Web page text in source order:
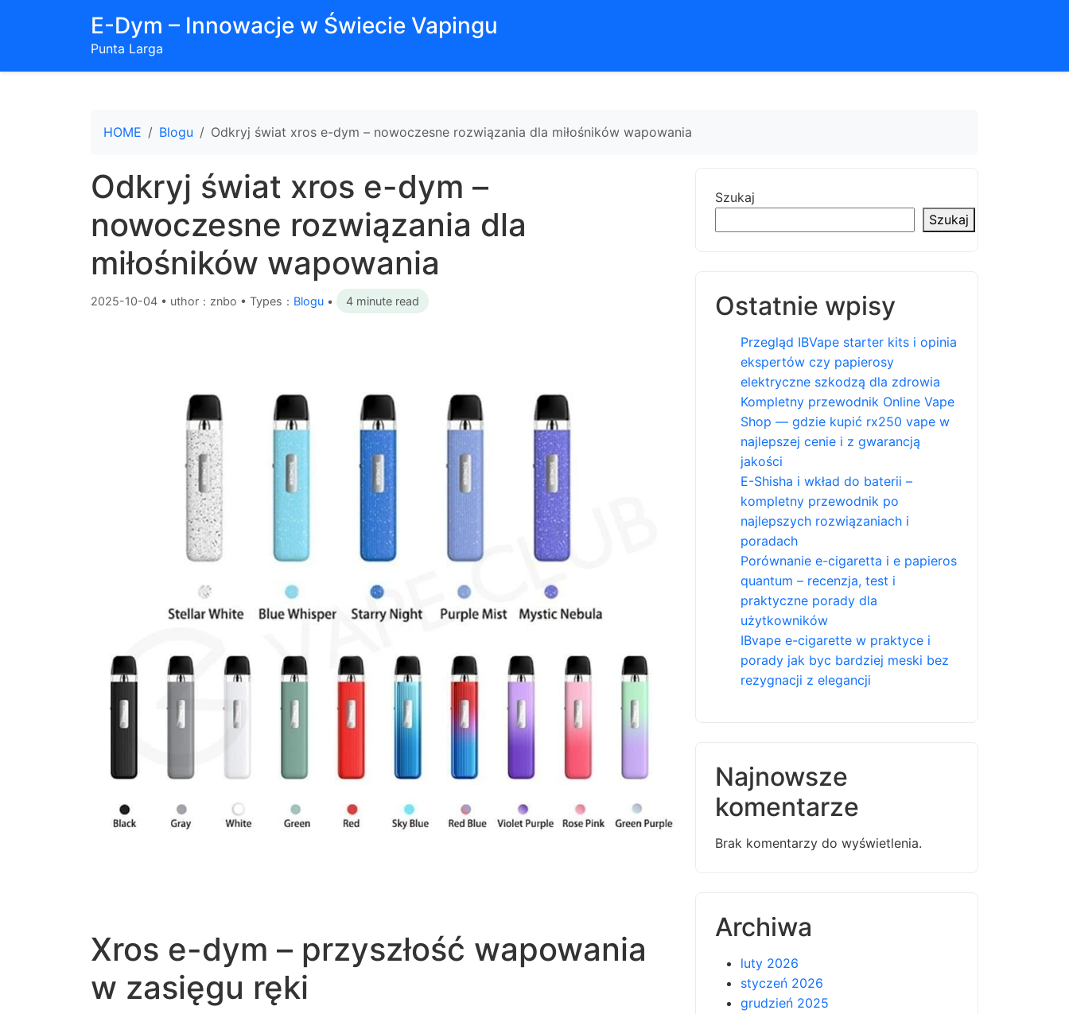
E-Dym – Innowacje w Świecie Vapingu
Punta Larga
HOME Blogu Odkryj świat xros e-dym – nowoczesne rozwiązania dla miłośników wapowania
Odkryj świat xros e-dym –
nowoczesne rozwiązania dla
miłośników wapowania
2025-10-04 • uthor：znbo • Types： Blogu • 4 minute read
Xros e-dym – przyszłość wapowania
w zasięgu ręki
Szukaj
Szukaj
Ostatnie wpisy
Przegląd IBVape starter kits i opinia
ekspertów czy papierosy
elektryczne szkodzą dla zdrowia
Kompletny przewodnik Online Vape
Shop — gdzie kupić rx250 vape w
najlepszej cenie i z gwarancją
jakości
E-Shisha i wkład do baterii –
kompletny przewodnik po
najlepszych rozwiązaniach i
poradach
Porównanie e-cigaretta i e papieros
quantum – recenzja, test i
praktyczne porady dla
użytkowników
IBvape e-cigarette w praktyce i
porady jak byc bardziej meski bez
rezygnacji z elegancji
Najnowsze
komentarze
Brak komentarzy do wyświetlenia.
Archiwa
luty 2026
styczeń 2026
grudzień 2025